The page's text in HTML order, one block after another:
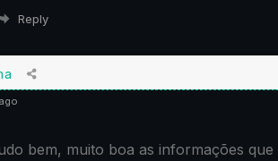
Reply
bem, muito boa as informações